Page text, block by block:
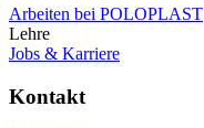
Arbeiten bei POLOPLAST
Lehre
Jobs & Karriere
Kontakt